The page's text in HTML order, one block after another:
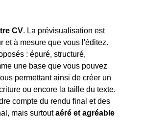
CV. La prévisualisation est
et à mesure que vous l'éditez.
: épuré, structuré,
une base que vous pouvez
permettant ainsi de créer un
ou encore la taille du texte.
compte du rendu final et des
mais surtoutaéré et agréable